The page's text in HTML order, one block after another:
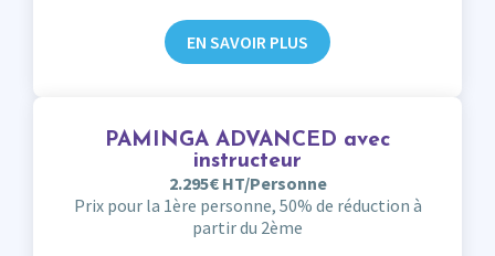
EN SAVOIR PLUS
PAMINGA ADVANCED avec
instructeur
2.295€ HT/Personne
Prix pour la 1ère personne, 50% de réduction à
partir du 2ème